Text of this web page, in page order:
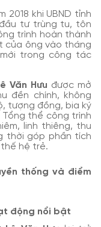
khi UBND tỉnh
tư trùng tu, tôn
trình hoàn thành
của ông vào tháng
trong công tác
Văn Hưu được mở
đền chính, không
tượng đồng, bia ký
thể công trình
linh thiêng, thu
thời góp phần tích
hệ trẻ.
thống và điểm
động nổi bật